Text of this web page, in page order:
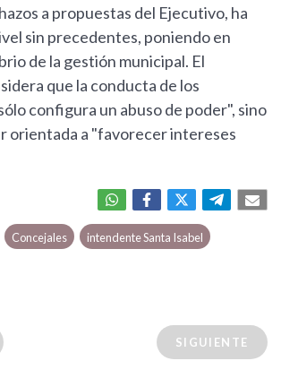
a propuestas del Ejecutivo, ha
sin precedentes, poniendo en
de la gestión municipal. El
que la conducta de los
configura un abuso de poder", sino
orientada a "favorecer intereses
Concejales
intendente Santa Isabel
SIGUIENTE